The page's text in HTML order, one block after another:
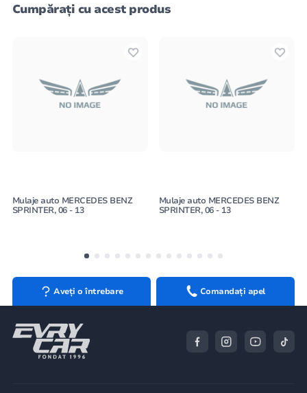
Cumpărați cu acest produs
Mulaje auto MERCEDES BENZ
SPRINTER, 06 - 13
Mulaje auto MERCEDES BENZ
SPRINTER, 06 - 13
Aveți o întrebare Comandați apel